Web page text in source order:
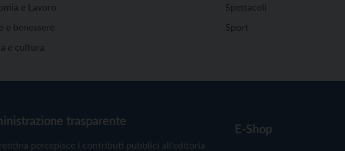
e Lavoro
e benessere
e cultura
Spettacoli
Sport
trasparente
percepisce i contributi pubblici all'editoria
E-Shop